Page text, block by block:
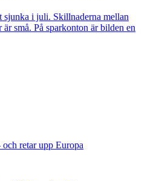
sjunka i juli. Skillnaderna mellan
är små. På sparkonton är bilden en
retar upp Europa